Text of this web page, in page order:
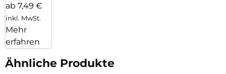
ab 7,49 €
inkl. MwSt.
Mehr
erfahren
Ähnliche Produkte